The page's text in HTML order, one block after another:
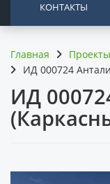
КОНТАКТЫ
Главная
ИД 000724
ИД